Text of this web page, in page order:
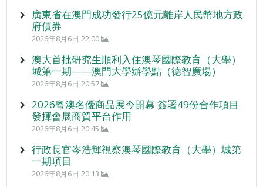
廣東省在澳門成功發行25億元離岸人民幣地方政
府債券
2026年8月6日 22:00
澳大首批研究生順利入住澳琴國際教育（大學）
城第一期——澳門大學辦學點（德智廣場）
2026年8月6日 20:57
2026粵澳名優商品展今開幕 簽署49份合作項目
發揮會展商貿平台作用
2026年8月6日 20:45
行政長官岑浩輝視察澳琴國際教育（大學）城第
一期項目
2026年8月6日 20:13